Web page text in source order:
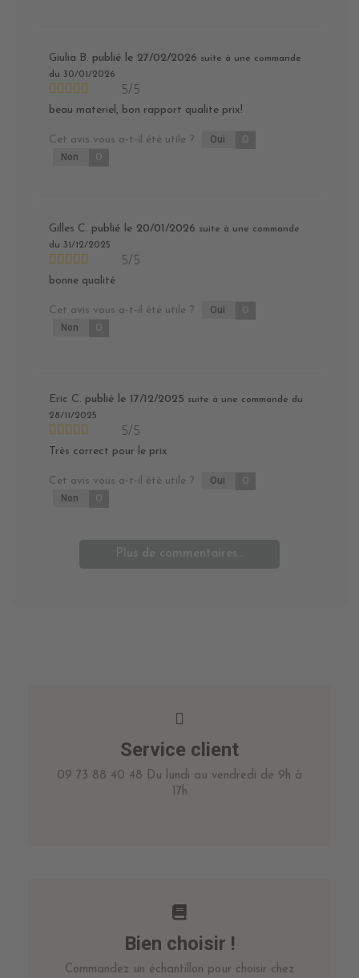
Giulia B. publié le 27/02/2026 suite à une commande
du 30/01/2026
5/5
beau materiel, bon rapport qualite prix!
Cet avis vous a-t-il été utile ? Oui 0
Non 0
Gilles C. publié le 20/01/2026 suite à une commande
du 31/12/2025
5/5
bonne qualité
Cet avis vous a-t-il été utile ? Oui 0
Non 0
Eric C. publié le 17/12/2025 suite à une commande du
28/11/2025
5/5
Très correct pour le prix
Cet avis vous a-t-il été utile ? Oui 0
Non 0
Plus de commentaires...
Service client
09 73 88 40 48 Du lundi au vendredi de 9h à
17h
Bien choisir !
Commandez un échantillon pour choisir chez